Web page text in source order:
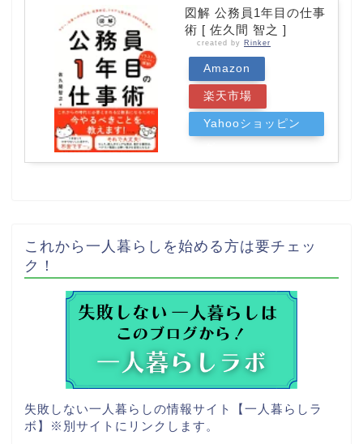
図解 公務員1年目の仕事
術 [ 佐久間 智之 ]
created by Rinker
Amazon
楽天市場
Yahooショッピン
これから一人暮らしを始める方は要チェッ
ク！
失敗しない一人暮らしの情報サイト【一人暮らしラ
ボ】
※別サイトにリンクします。